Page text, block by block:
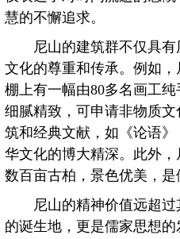
慧的不懈追求。
尼山的建筑群不仅具有
文化的尊重和传承。例如
棚上有一幅由80多名画工
细腻精致，可申请非物质
筑和经典文献，如《论语
华文化的博大精深。此外
数百亩古柏，景色优美，是
尼山的精神价值远超过
的诞生地，更是儒家思想